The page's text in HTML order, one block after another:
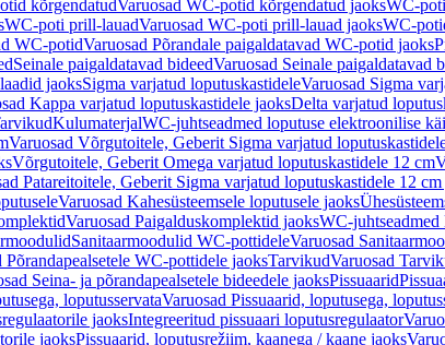
kõrgendatudVaruosad WC-potid kõrgendatud jaoksWC-
WC-poti prill-lauadVaruosad WC-poti prill-lauad jaoksWC-
WC-potidVaruosad Põrandale paigaldatavad WC-potid jaoks
Seinale paigaldatavad bideedVaruosad Seinale paigaldatavad
jaoksSigma varjatud loputuskastideleVaruosad Sigma
Kappa varjatud loputuskastidele jaoksDelta varjatud
KulumaterjalWC-juhtseadmed loputuse elektroonilise
Varuosad Võrgutoitele, Geberit Sigma varjatud
Võrgutoitele, Geberit Omega varjatud loputuskastidele 12 cm
Patareitoitele, Geberit Sigma varjatud loputuskastidele 12
Varuosad Kahesüsteemsele loputusele jaoks
Varuosad Paigalduskomplektid jaoksWC-
Sanitaarmoodulid WC-pottideleVaruosad
Põrandapealsetele WC-pottidele jaoksTarvikudVaruosad
Seina- ja põrandapealsetele bideedele jaoksPissuaarid
loputusservataVaruosad Pissuaarid, loputusega,
jaoksIntegreeritud pissuaari loputusregulaator
jaoksPissuaarid, loputusrežiim, kaanega / kaane jaoks